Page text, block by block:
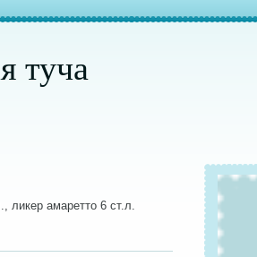
туча
ликер амаретто 6 ст.л.